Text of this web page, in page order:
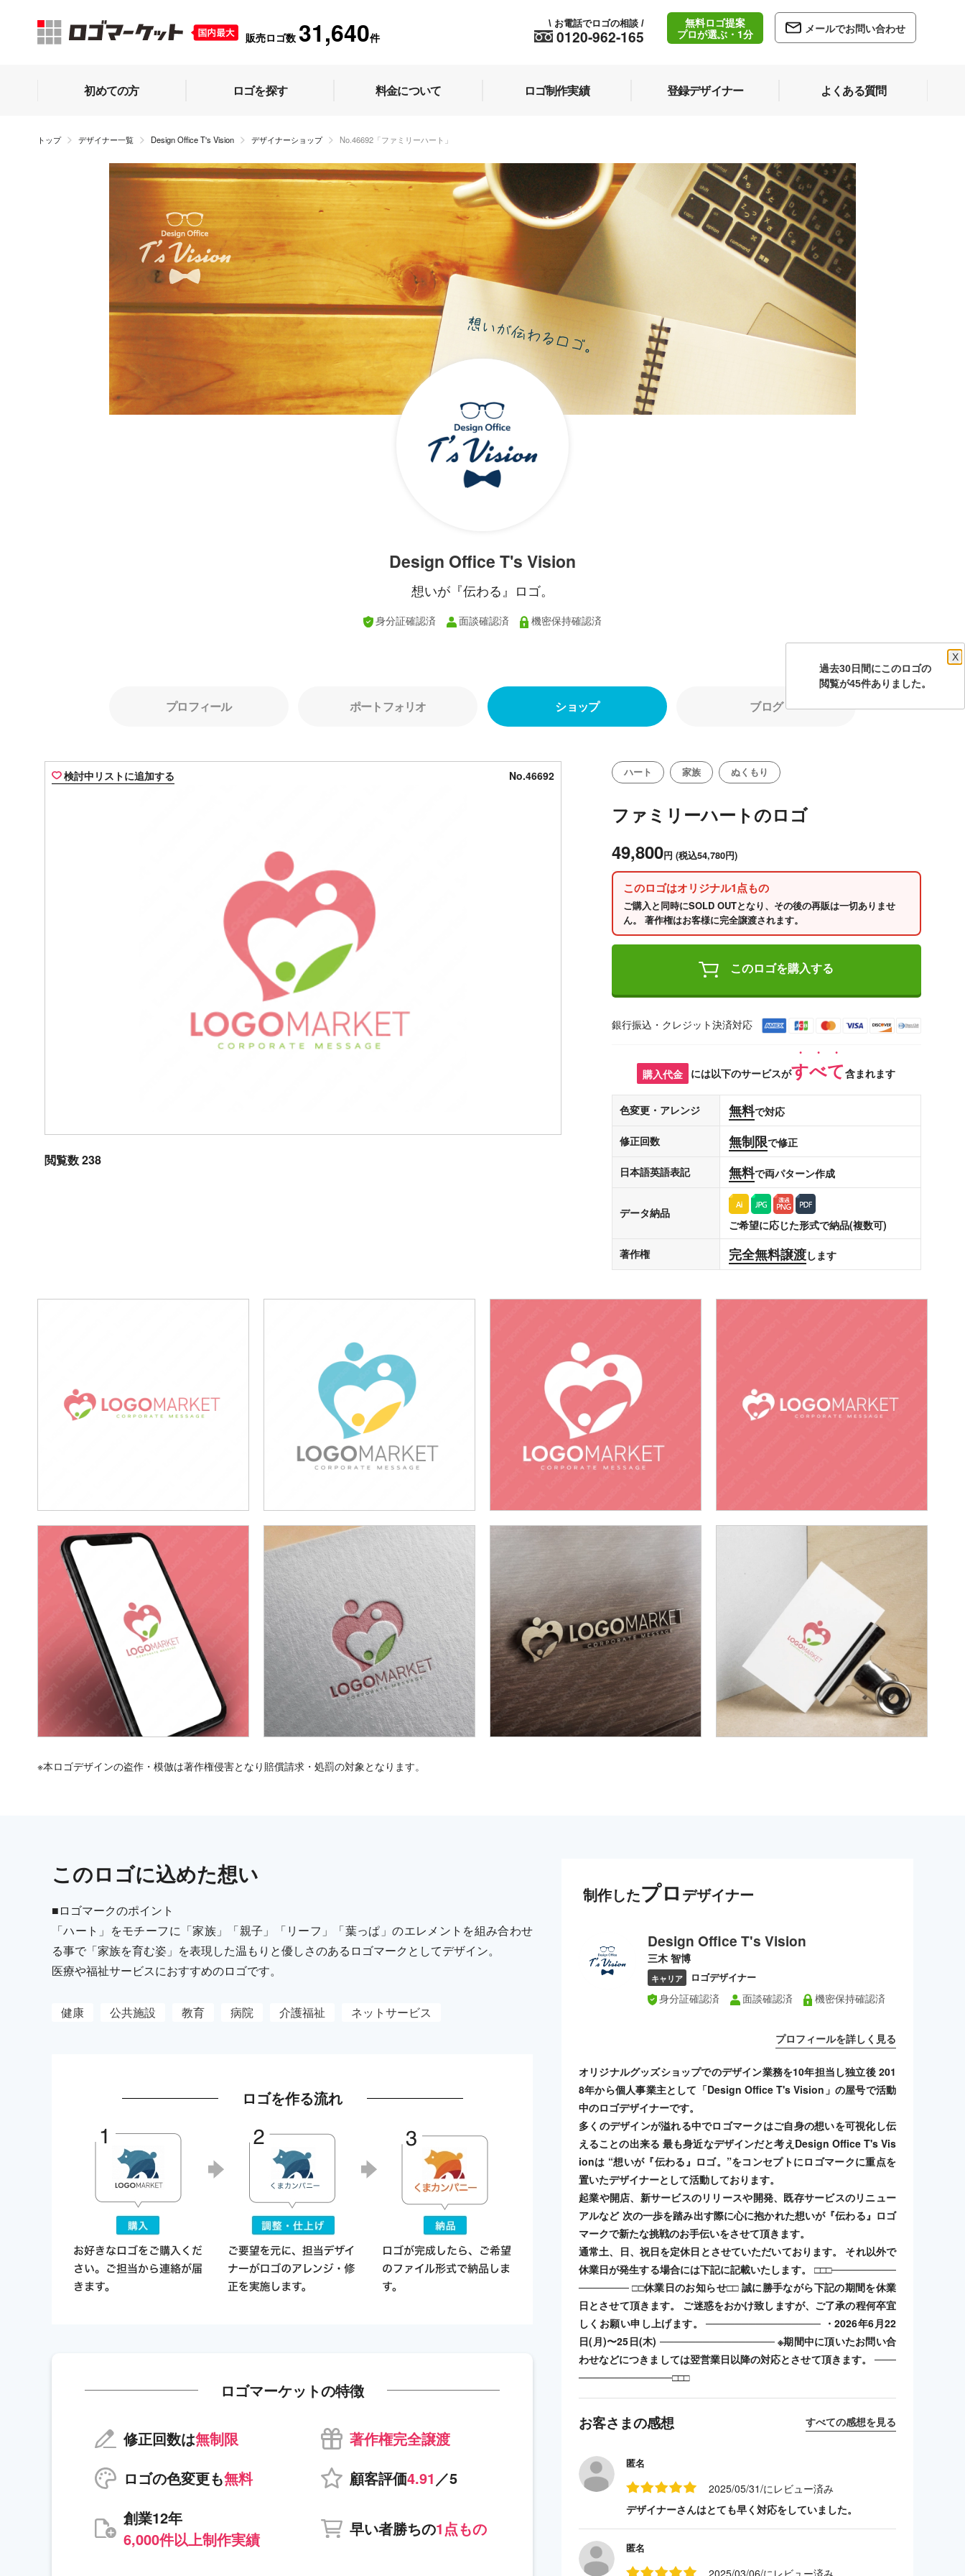
販売ロゴ数 31,640件 0120-962-165
\ お電話でロゴの相談 /
無料ロゴ提案
プロが選ぶ・1分
メールでお問い合わせ
初めての方 ロゴを探す 料金について ロゴ制作実績 登録デザイナー よくある質問
トップ デザイナー一覧 Design Office T's Vision デザイナーショップ No.46692「ファミリーハート」
Design Office T's Vision
想いが『伝わる』ロゴ。
身分証確認済 面談確認済 機密保持確認済
プロフィール ポートフォリオ ショップ ブログ
検討中リストに追加する No.46692
閲覧数 238
ハート 家族 ぬくもり
ファミリーハートのロゴ
49,800円 (税込54,780円)
このロゴはオリジナル1点もの
ご購入と同時にSOLD OUTとなり、その後の再販は一切ありませ
ん。 著作権はお客様に完全譲渡されます。
このロゴを購入する
銀行振込・クレジット決済対応
購入代金 には以下のサービスがすべて含まれます
色変更・アレンジ 無料で対応
修正回数 無制限で修正
日本語英語表記 無料で両パターン作成
データ納品
ご希望に応じた形式で納品(複数可)
著作権
完全無料譲渡します
※本ロゴデザインの盗作・模倣は著作権侵害となり賠償請求・処罰の対象となります。
このロゴに込めた想い
■ロゴマークのポイント
「ハート」をモチーフに「家族」「親子」「リーフ」「葉っぱ」のエレメントを組み合わせ
る事で「家族を育む姿」を表現した温もりと優しさのあるロゴマークとしてデザイン。
医療や福祉サービスにおすすめのロゴです。
健康 公共施設 教育 病院 介護福祉 ネットサービス
ロゴを作る流れ
ロゴマーケットの特徴
修正回数は無制限
著作権完全譲渡
ロゴの色変更も無料 顧客評価4.91 ／5
創業12年
6,000件以上制作実績
早い者勝ちの1点もの
制作したプロ デザイナー
Design Office T's Vision
三木 智博
キャリア ロゴデザイナー
身分証確認済 面談確認済 機密保持確認済
プロフィールを詳しく見る
オリジナルグッズショップでのデザイン業務を10年担当し独立後 201
8年から個人事業主として「Design Office T's Vision」の屋号で活動
中のロゴデザイナーです。
多くのデザインが溢れる中でロゴマークはご自身の想いを可視化し伝
えることの出来る 最も身近なデザインだと考えDesign Office T's Vis
ionは “想いが『伝わる』ロゴ。”​ をコンセプトにロゴマークに重点を
置いたデザイナーとして活動しております。
起業や開店、新サービスのリリースや開発、既存サービスのリニュー
アルなど 次の一歩を踏み出す際に心に抱かれた想いが『伝わる』ロゴ
マークで新たな挑戦のお手伝いをさせて頂きます。
通常土、日、祝日を定休日とさせていただいております。 それ以外で
休業日が発生する場合には下記に記載いたします。 □□□─────────
─────── □□休業日のお知らせ□□ 誠に勝手ながら下記の期間を休業
日とさせて頂きます。 ご迷惑をおかけ致しますが、ご了承の程何卒宜
しくお願い申し上げます。 ──────────────── ・2026年6月22
日(月)〜25日(木) ──────────────── ※期間中に頂いたお問い合
わせなどにつきましては翌営業日以降の対応とさせて頂きます。 ───
─────────────□□□
お客さまの感想 すべての感想を見る
匿名
2025/05/31/にレビュー済み
デザイナーさんはとても早く対応をしていました。
匿名
過去30日間にこのロゴの
X
閲覧が45件ありました。